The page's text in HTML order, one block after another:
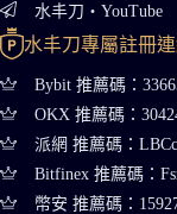
水丰刀・YouTube
水丰刀專屬註冊
Bybit 推薦碼：
OKX 推薦碼：
派網 推薦碼：
Bitfinex 推薦碼：
幣安 推薦碼：